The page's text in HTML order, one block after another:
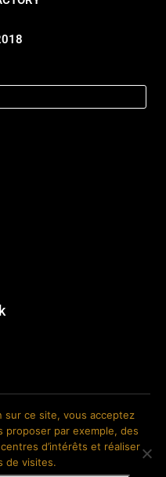
réalisé par Roland CAUVIN.
sur ce site, vous acceptez
proposer par exemple, des
d’intérêts et réaliser
de visites.